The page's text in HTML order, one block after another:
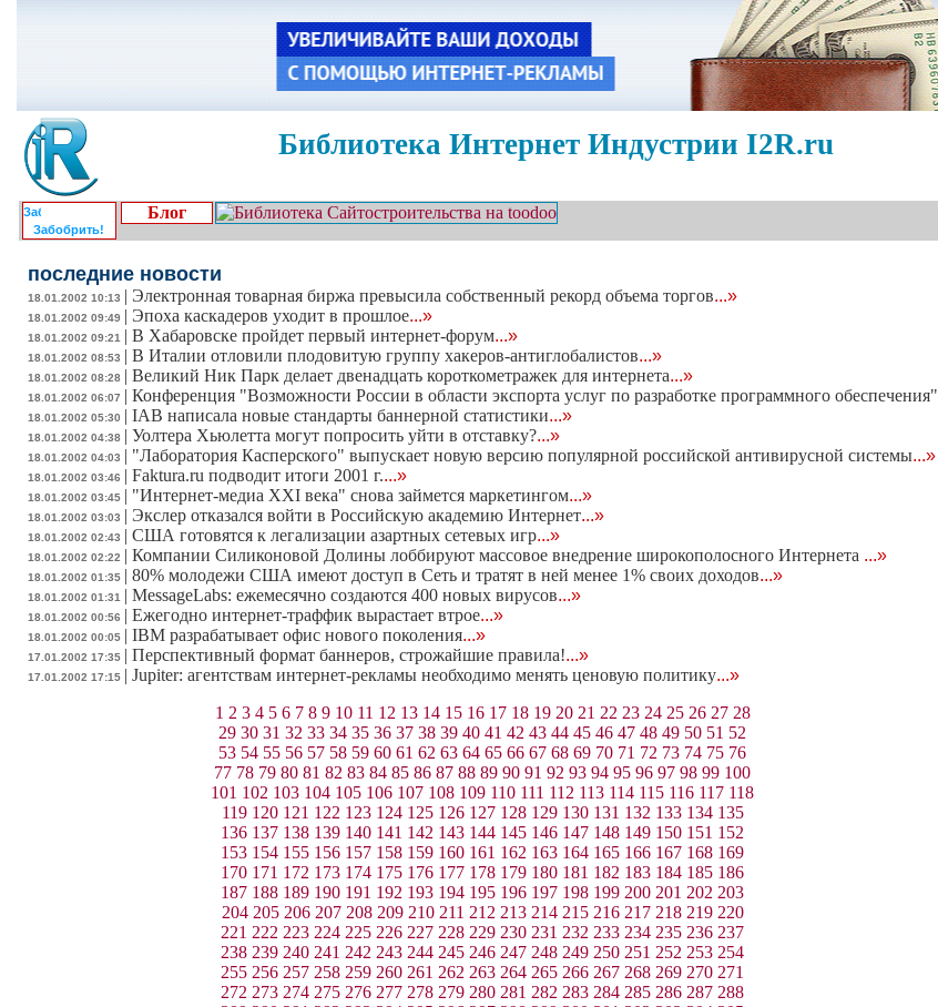
Библиотека Интернет Индустрии I2R.ru
Забобрить!
Блог
последние новости
18.01.2002 10:13 | Электронная товарная биржа превысила собственный рекорд объема торгов...»
18.01.2002 09:49 | Эпоха каскадеров уходит в прошлое...»
18.01.2002 09:21 | В Хабаровске пройдет первый интернет-форум...»
18.01.2002 08:53 | В Италии отловили плодовитую группу хакеров-антиглобалистов...»
18.01.2002 08:28 | Великий Ник Парк делает двенадцать короткометражек для интернета...»
18.01.2002 06:07 | Конференция "Возможности России в области экспорта услуг по разработке программного обеспечения"
18.01.2002 05:30 | IAB написала новые стандарты баннерной статистики...»
18.01.2002 04:38 | Уолтера Хьюлетта могут попросить уйти в отставку?...»
18.01.2002 04:03 | "Лаборатория Касперского" выпускает новую версию популярной российской антивирусной системы...»
18.01.2002 03:46 | Faktura.ru подводит итоги 2001 г....»
18.01.2002 03:45 | "Интернет-медиа XXI века" снова займется маркетингом...»
18.01.2002 03:03 | Экслер отказался войти в Российскую академию Интернет...»
18.01.2002 02:43 | США готовятся к легализации азартных сетевых игр...»
18.01.2002 02:22 | Компании Силиконовой Долины лоббируют массовое внедрение широкополосного Интернета ...»
18.01.2002 01:35 | 80% молодежи США имеют доступ в Сеть и тратят в ней менее 1% своих доходов...»
18.01.2002 01:31 | MessageLabs: ежемесячно создаются 400 новых вирусов...»
18.01.2002 00:56 | Ежегодно интернет-траффик вырастает втрое...»
18.01.2002 00:05 | IBM разрабатывает офис нового поколения...»
17.01.2002 17:35 | Перспективный формат баннеров, строжайшие правила!...»
17.01.2002 17:15 | Jupiter: агентствам интернет-рекламы необходимо менять ценовую политику...»
1 2 3 4 5 6 7 8 9 10 11 12 13 14 15 16 17 18 19 20 21 22 23 24 25 26 27 28
29 30 31 32 33 34 35 36 37 38 39 40 41 42 43 44 45 46 47 48 49 50 51 52
53 54 55 56 57 58 59 60 61 62 63 64 65 66 67 68 69 70 71 72 73 74 75 76
77 78 79 80 81 82 83 84 85 86 87 88 89 90 91 92 93 94 95 96 97 98 99 100
101 102 103 104 105 106 107 108 109 110 111 112 113 114 115 116 117 118
119 120 121 122 123 124 125 126 127 128 129 130 131 132 133 134 135
136 137 138 139 140 141 142 143 144 145 146 147 148 149 150 151 152
153 154 155 156 157 158 159 160 161 162 163 164 165 166 167 168 169
170 171 172 173 174 175 176 177 178 179 180 181 182 183 184 185 186
187 188 189 190 191 192 193 194 195 196 197 198 199 200 201 202 203
204 205 206 207 208 209 210 211 212 213 214 215 216 217 218 219 220
221 222 223 224 225 226 227 228 229 230 231 232 233 234 235 236 237
238 239 240 241 242 243 244 245 246 247 248 249 250 251 252 253 254
255 256 257 258 259 260 261 262 263 264 265 266 267 268 269 270 271
272 273 274 275 276 277 278 279 280 281 282 283 284 285 286 287 288